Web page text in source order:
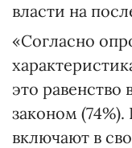
власти на
«Согласно
это равенство
законом (74%).
включают в